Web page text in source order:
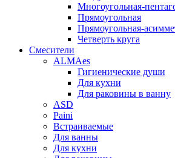
Многоугольная-
Прямоугольная
Прямоугольная-
Четверть круга
Смесители
ALMAes
Гигиенические души
Для кухни
Для раковины в ванну
ASD
Paini
Встраиваемые
Для ванны
Для кухни